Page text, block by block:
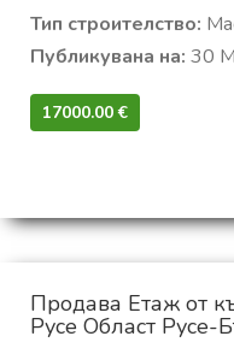
Тип строителство:
Публикувана на: 30
17000.00 €‎
Продава Етаж от
Русе Област Русе-